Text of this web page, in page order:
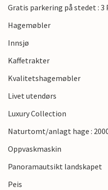
Gratis parkering på stedet : 3
Hagemøbler
Innsjø
Kaffetrakter
Kvalitetshagemøbler
Livet utendørs
Luxury Collection
Naturtomt/anlagt hage :
Oppvaskmaskin
Panoramautsikt landskapet
Peis